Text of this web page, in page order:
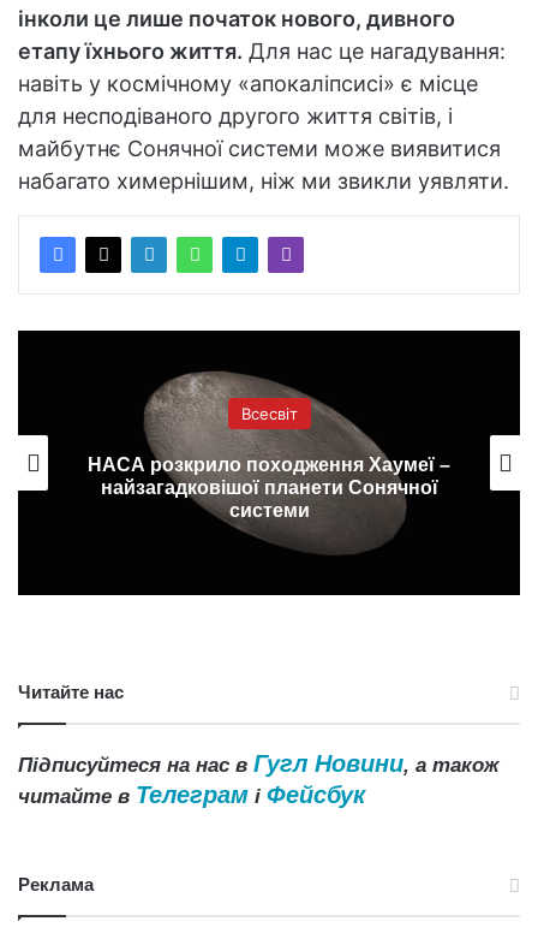
інколи це лише початок нового, дивного
етапу їхнього життя. Для нас це нагадування:
навіть у космічному «апокаліпсисі» є місце
для несподіваного другого життя світів, і
майбутнє Сонячної системи може виявитися
набагато химернішим, ніж ми звикли уявляти.
Всесвіт
На Титані легкий бриз підіймає
заввишки 3 метри
Читайте нас
Підписуйтеся на нас в Гугл Новини, а також
читайте в Телеграм і Фейсбук
Реклама